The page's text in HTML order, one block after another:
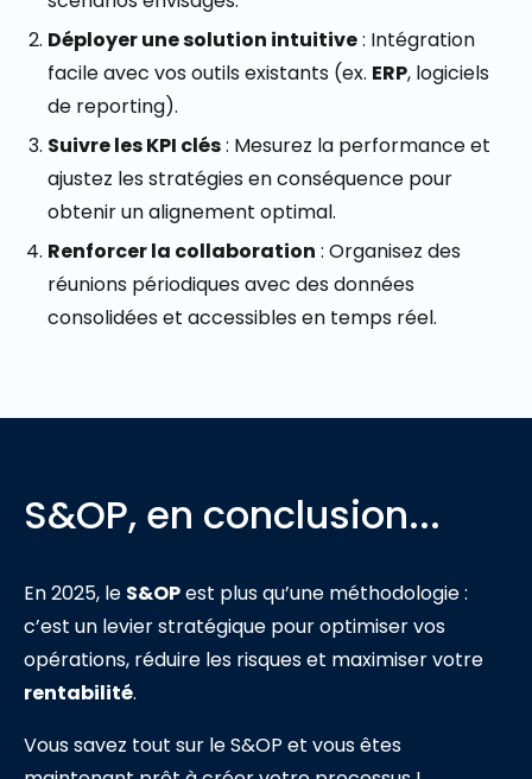
Déployer une solution intuitive: Intégration
facile avec vos outils existants (ex. ERP, logiciels
de reporting).
Suivre les KPI clés: Mesurez la performance et
ajustez les stratégies en conséquence pour
obtenir un alignement optimal.
Renforcer la collaboration : Organisez des
réunions périodiques avec des données
consolidées et accessibles en temps réel.
S&OP, en conclusion...
En 2025, le S&OPest plus qu’une méthodologie :
c’est un levier stratégique pour optimiser vos
opérations, réduire les risques et maximiser votre
rentabilité.
Vous savez tout sur le S&OP et vous êtes